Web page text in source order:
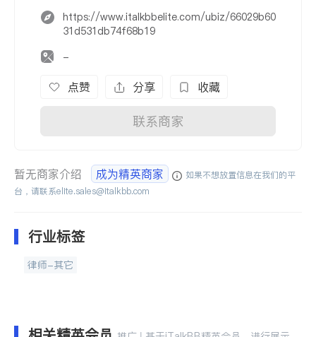
https://www.italkbbelite.com/ubiz/66029b60
31d531db74f68b19
-
点赞 分享 收藏
联系商家
暂无商家介绍 成为精英商家
如果不想放置信息在我们的平
台，请联系elite.sales@italkbb.com
行业标签
律师-其它